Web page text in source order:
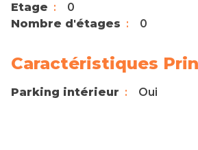
Etage
0
Nombre d'étages
0
Caractéristiques
Parking intérieur Oui